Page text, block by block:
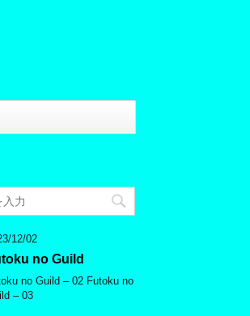
12/02
no Guild
no Guild – 02 Futoku no
– 03